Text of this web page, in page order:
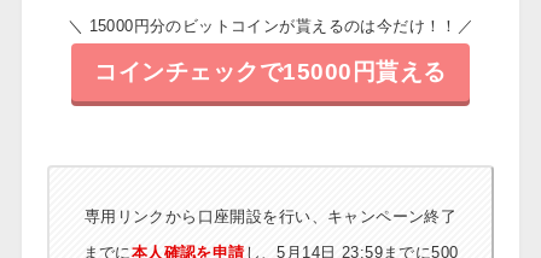
＼ 15000円分のビットコインが貰えるのは今だけ！！／
コインチェックで15000円貰える
専用リンクから口座開設を行い、キャンペーン終了
までに本人確認を申請し、5月14日 23:59までに500